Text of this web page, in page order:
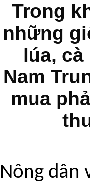
Trong
những
lúa,
Nam
mua
Nông dân